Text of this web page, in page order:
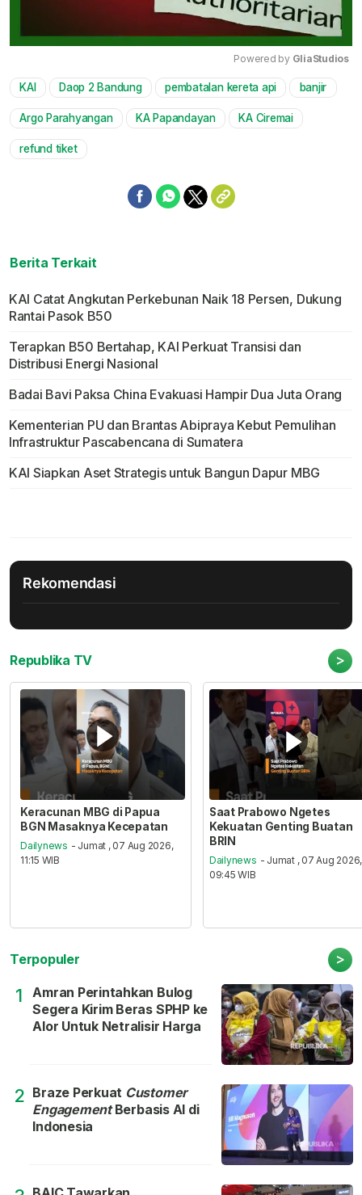
Mute
Powered by GliaStudios
KAI Daop 2 Bandung pembatalan kereta api banjir
Argo Parahyangan KA Papandayan KA Ciremai
refund tiket
Berita Terkait
KAI Catat Angkutan Perkebunan Naik 18 Persen, Dukung
Rantai Pasok B50
Terapkan B50 Bertahap, KAI Perkuat Transisi dan
Distribusi Energi Nasional
Badai Bavi Paksa China Evakuasi Hampir Dua Juta Orang
Kementerian PU dan Brantas Abipraya Kebut Pemulihan
Infrastruktur Pascabencana di Sumatera
KAI Siapkan Aset Strategis untuk Bangun Dapur MBG
Rekomendasi
Republika TV >
Keracunan MBG di Papua
BGN Masaknya Kecepatan
Dailynews - Jumat , 07 Aug 2026,
11:15 WIB
Saat Prabowo Ngetes
Kekuatan Genting Buatan
BRIN
Dailynews - Jumat , 07 Aug 2026,
09:45 WIB
Terpopuler >
1
Amran Perintahkan Bulog
Segera Kirim Beras SPHP ke
Alor Untuk Netralisir Harga
2 Braze Perkuat Customer
EngagementBerbasis AI di
Indonesia